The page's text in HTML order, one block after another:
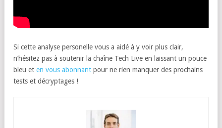
Si cette analyse personelle vous a aidé à y voir plus clair,
n’hésitez pas à soutenir la chaîne Tech Live en laissant un pouce
bleu et en vous abonnant pour ne rien manquer des prochains
tests et décryptages !